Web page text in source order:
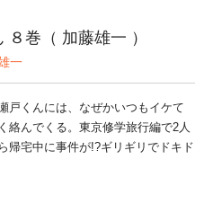
巻（ 加藤雄一 ）
一
戸くんには、なぜかいつもイケて
絡んでくる。東京修学旅行編で2人
帰宅中に事件が!?ギリギリでドキド